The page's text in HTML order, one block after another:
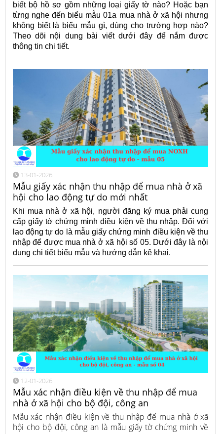
biết bộ hồ sơ gồm những loại giấy tờ nào? Hoặc bạn
từng nghe đến biểu mẫu 01a mua nhà ở xã hội nhưng
không biết là biểu mẫu gì, dùng cho trường hợp nào?
Theo dõi nội dung bài viết dưới đây để nắm được
thông tin chi tiết.
13-01-2026
Mẫu giấy xác nhận thu nhập để mua nhà ở xã
hội cho lao động tự do mới nhất
Khi mua nhà ở xã hội, người đăng ký mua phải cung
cấp giấy tờ chứng minh điều kiện về thu nhập. Đối với
lao động tự do là mẫu giấy chứng minh điều kiện về thu
nhập để được mua nhà ở xã hội số 05. Dưới đây là nội
dung chi tiết biểu mẫu và hướng dẫn kê khai.
12-01-2026
Mẫu xác nhận điều kiện về thu nhập để mua
nhà ở xã hội cho bộ đội, công an
Mẫu xác nhận điều kiện về thu nhập để mua nhà ở xã
hội cho bộ đội, công an là mẫu giấy tờ chứng minh về